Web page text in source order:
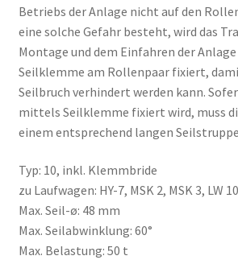
Betriebs der Anlage nicht auf den
eine solche Gefahr besteht, wird das
Montage und dem Einfahren der
Seilklemme am Rollenpaar fixiert,
Seilbruch verhindert werden kann.
mittels Seilklemme fixiert wird, muss
einem entsprechend langen
Typ: 10, inkl. Klemmbride
zu Laufwagen: HY-7, MSK 2, MSK 3, LW
Max. Seil-ø: 48 mm
Max. Seilabwinklung: 60°
Max. Belastung: 50 t